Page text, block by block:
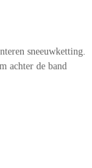
sneeuwketting.
achter de band